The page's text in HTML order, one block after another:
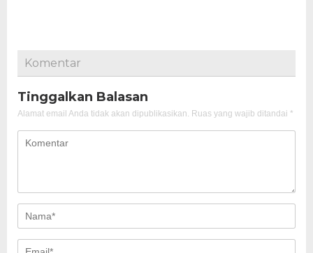
Komentar
Tinggalkan Balasan
Alamat email Anda tidak akan dipublikasikan. Ruas yang wajib ditandai *